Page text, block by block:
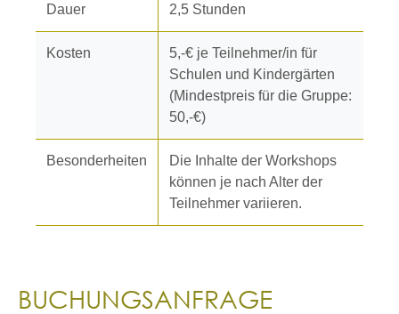
Dauer 2,5 Stunden
Kosten
5,-€ je Teilnehmer/in für
Schulen und Kindergärten
(Mindestpreis für die Gruppe:
50,-€)
Besonderheiten
Die Inhalte der Workshops
können je nach Alter der
Teilnehmer variieren.
BUCHUNGSANFRAGE